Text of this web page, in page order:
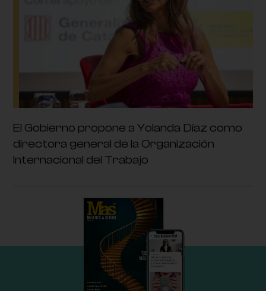
El Gobierno propone a Yolanda Díaz como
directora general de la Organización
Internacional del Trabajo